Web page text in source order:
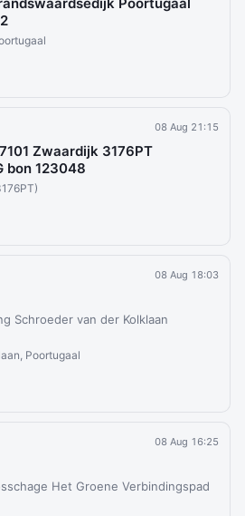
08 Aug 21:15
Zwaardijk 3176PT
bon 123048
08 Aug 18:03
Schroeder van der Kolklaan
Poortugaal
08 Aug 16:25
Het Groene Verbindingspad